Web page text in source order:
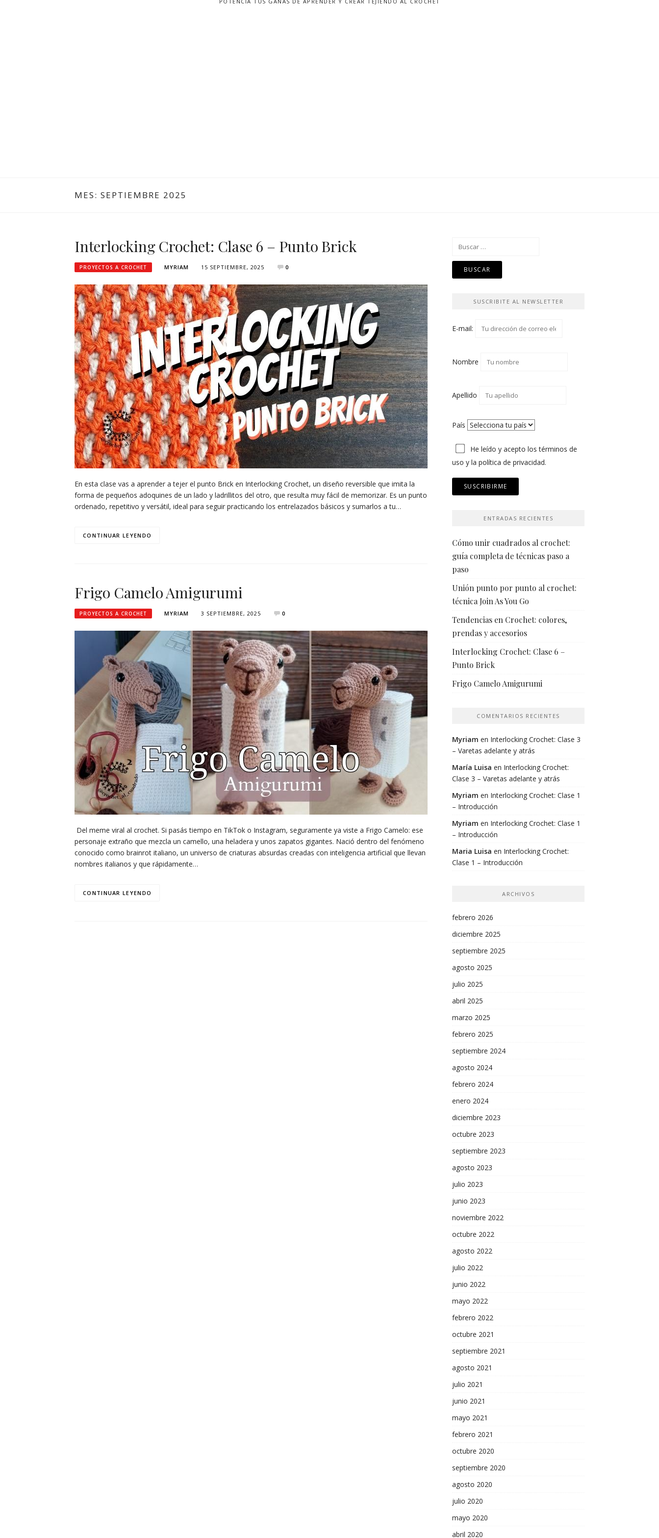
MES: SEPTIEMBRE 2025
Interlocking Crochet: Clase 6 – Punto Brick
PROYECTOS A CROCHET MYRIAM 15 SEPTIEMBRE, 2025 0
En esta clase vas a aprender a tejer el punto Brick en Interlocking Crochet, un diseño reversible que imita la
forma de pequeños adoquines de un lado y ladrillitos del otro, que resulta muy fácil de memorizar. Es un punto
ordenado, repetitivo y versátil, ideal para seguir practicando los entrelazados básicos y sumarlos a tu…
CONTINUAR LEYENDO
Frigo Camelo Amigurumi
PROYECTOS A CROCHET MYRIAM 3 SEPTIEMBRE, 2025 0
Del meme viral al crochet. Si pasás tiempo en TikTok o Instagram, seguramente ya viste a Frigo Camelo: ese
personaje extraño que mezcla un camello, una heladera y unos zapatos gigantes. Nació dentro del fenómeno
conocido como brainrot italiano, un universo de criaturas absurdas creadas con inteligencia artificial que llevan
nombres italianos y que rápidamente…
CONTINUAR LEYENDO
Buscar:
SUSCRIBITE AL NEWSLETTER
E-mail:
Nombre
Apellido
País
He leído y acepto lostérminos de
uso y la política de privacidad.
ENTRADAS RECIENTES
Cómo unir cuadrados al crochet:
guía completa de técnicas paso a
paso
Unión punto por punto al crochet:
técnica Join As You Go
Tendencias en Crochet: colores,
prendas y accesorios
Interlocking Crochet: Clase 6 –
Punto Brick
Frigo Camelo Amigurumi
COMENTARIOS RECIENTES
Myriam en Interlocking Crochet: Clase 3
– Varetas adelante y atrás
María Luisa en Interlocking Crochet:
Clase 3 – Varetas adelante y atrás
Myriam en Interlocking Crochet: Clase 1
– Introducción
Myriam en Interlocking Crochet: Clase 1
– Introducción
Maria Luisa en Interlocking Crochet:
Clase 1 – Introducción
ARCHIVOS
febrero 2026
diciembre 2025
septiembre 2025
agosto 2025
julio 2025
abril 2025
marzo 2025
febrero 2025
septiembre 2024
agosto 2024
febrero 2024
enero 2024
diciembre 2023
octubre 2023
septiembre 2023
agosto 2023
julio 2023
junio 2023
noviembre 2022
octubre 2022
agosto 2022
julio 2022
junio 2022
mayo 2022
febrero 2022
octubre 2021
septiembre 2021
agosto 2021
julio 2021
junio 2021
mayo 2021
febrero 2021
octubre 2020
septiembre 2020
agosto 2020
julio 2020
mayo 2020
abril 2020